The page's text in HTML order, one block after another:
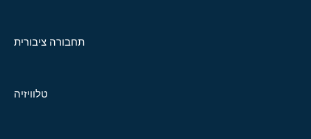
תחבורה ציבורית
טלוויזיה